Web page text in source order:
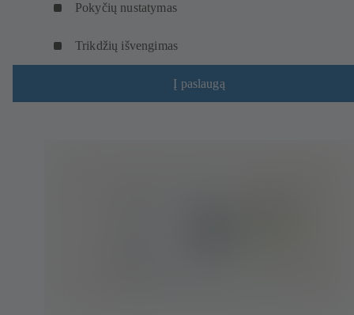
Pokyčių nustatymas
Trikdžių išvengimas
Į paslaugą